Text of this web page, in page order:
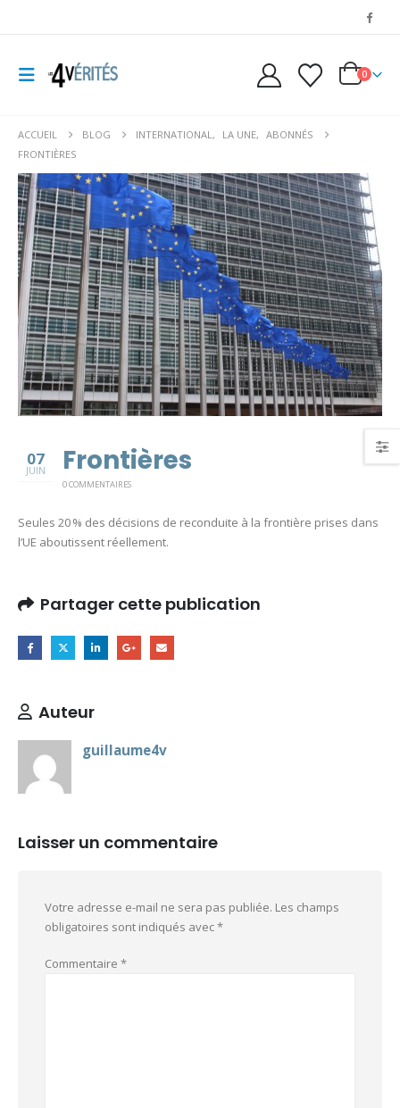
0
ACCUEIL BLOG INTERNATIONAL, LA UNE, ABONNÉS
FRONTIÈRES
07
JUIN Frontières
0 COMMENTAIRES
Seules 20 % des décisions de reconduite à la frontière prises dans
l’UE aboutissent réellement.
Partager cette publication
Auteur
guillaume4v
Laisser un commentaire
Votre adresse e-mail ne sera pas publiée. Les champs
obligatoires sont indiqués avec*
Commentaire *